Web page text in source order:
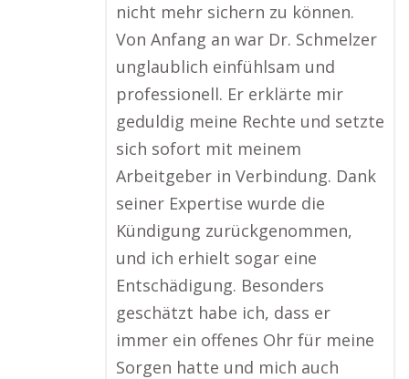
nicht mehr sichern zu können.
Von Anfang an war Dr. Schmelzer
unglaublich einfühlsam und
professionell. Er erklärte mir
geduldig meine Rechte und setzte
sich sofort mit meinem
Arbeitgeber in Verbindung. Dank
seiner Expertise wurde die
Kündigung zurückgenommen,
und ich erhielt sogar eine
Entschädigung. Besonders
geschätzt habe ich, dass er
immer ein offenes Ohr für meine
Sorgen hatte und mich auch